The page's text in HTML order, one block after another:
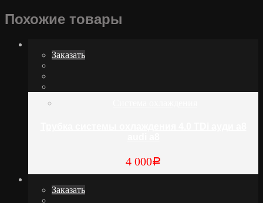
Похожие товары
Заказать
4 000Р
Заказать